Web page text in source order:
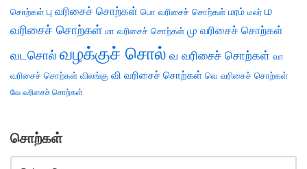
சொற்கள் பு வரிசைச் சொற்கள் பொ வரிசைச் சொற்கள் மரம் மலர் ம
வரிசைச் சொற்கள் மா வரிசைச் சொற்கள் மு வரிசைச் சொற்கள்
வடசொல் வழக்குச் சொல் வ வரிசைச் சொற்கள் வா
வரிசைச் சொற்கள் விலங்கு வி வரிசைச் சொற்கள் வெ வரிசைச் சொற்கள்
வே வரிசைச் சொற்கள்
சொற்கள்